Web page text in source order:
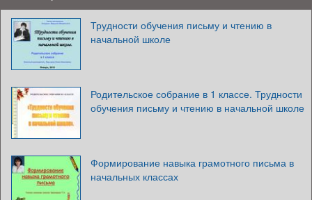
Трудности обучения письму и чтению в
начальной школе
Родительское собрание в 1 классе. Трудности
обучения письму и чтению в начальной школе
Формирование навыка грамотного письма в
начальных классах